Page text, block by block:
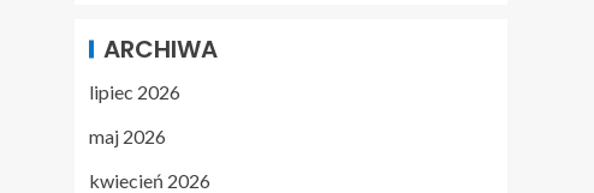
ARCHIWA
lipiec 2026
maj 2026
kwiecień 2026